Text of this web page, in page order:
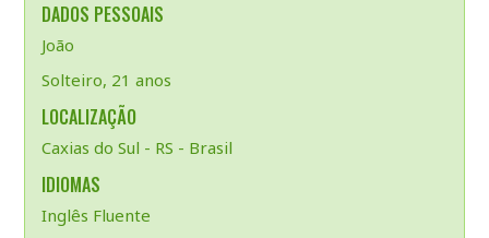
DADOS PESSOAIS
João
Solteiro, 21 anos
LOCALIZAÇÃO
Caxias do Sul - RS - Brasil
IDIOMAS
Inglês Fluente